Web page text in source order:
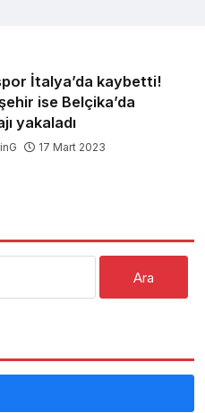
İtalya’da kaybetti!
ise Belçika’da
yakaladı
17 Mart 2023